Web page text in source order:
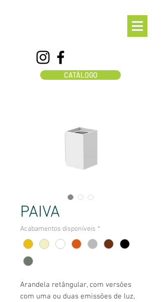
CATÁLOGO
PAIVA
Acabamentos disponíveis *
Arandela retângular, com versões
com uma ou duas emissões de luz,